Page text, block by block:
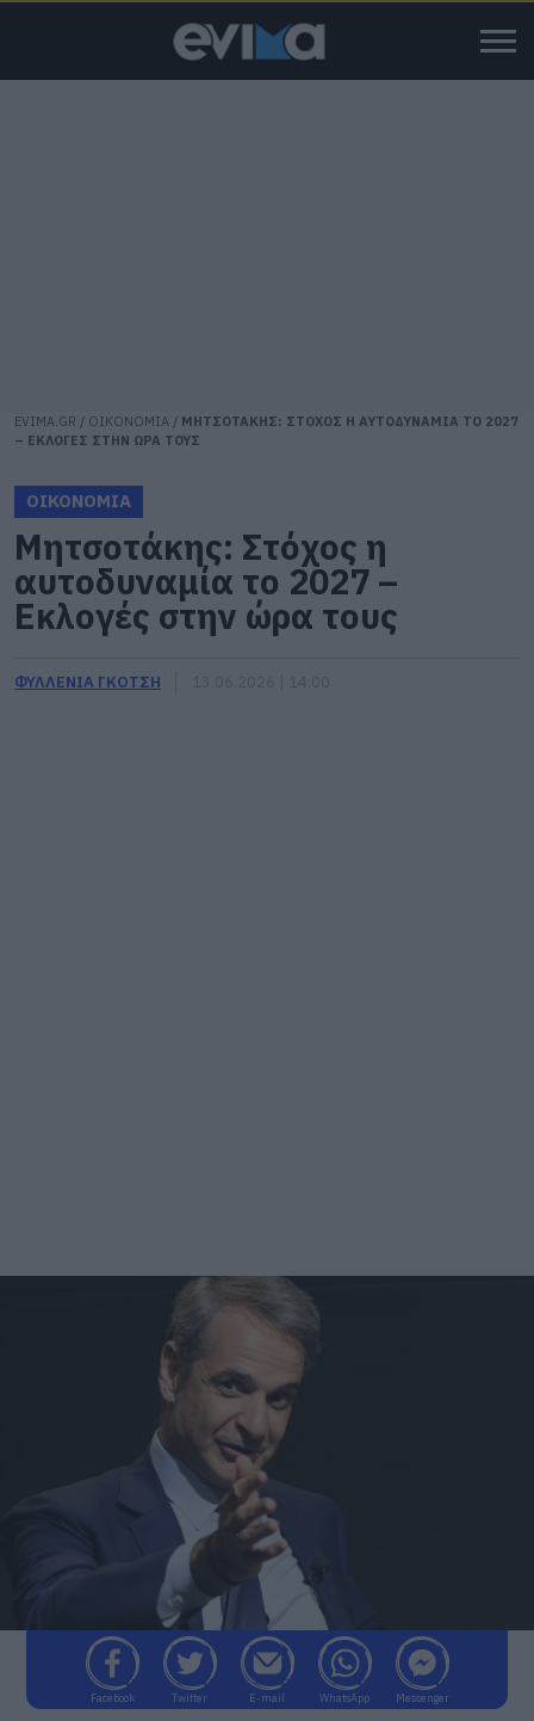
EVIMA.GR / ΟΙΚΟΝΟΜΙΑ / ΜΗΤΣΟΤΑΚΗΣ: ΣΤΟΧΟΣ Η ΑΥΤΟΔΥΝΑΜΙΑ ΤΟ 2027
– ΕΚΛΟΓΕΣ ΣΤΗΝ ΩΡΑ ΤΟΥΣ
ΟΙΚΟΝΟΜΙΑ
Μητσοτάκης: Στόχος η
αυτοδυναμία το 2027 –
Εκλογές στην ώρα τους
ΦΥΛΛΕΝΙΑ ΓΚΟΤΣΗ
Facebook Twitter E-mail WhatsApp Messenger